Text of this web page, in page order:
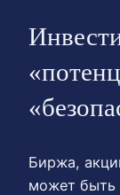
Биржа,
может быть